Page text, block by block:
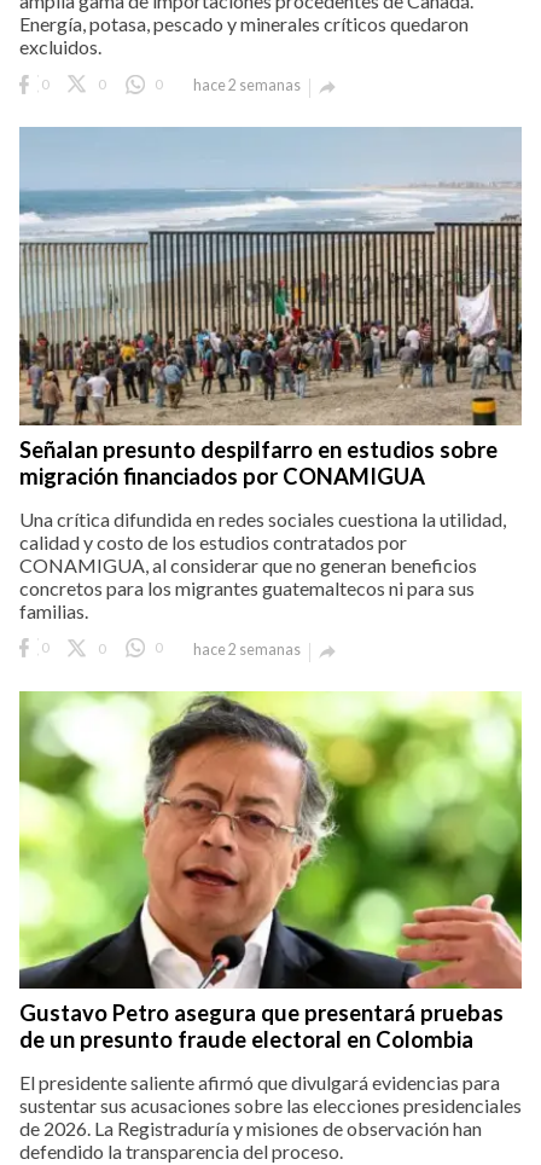
Energía, potasa, pescado y minerales críticos quedaron
excluidos.
0 0 0 hace 2 semanas 
Señalan presunto despilfarro en estudios sobre
migración financiados por CONAMIGUA
Una crítica difundida en redes sociales cuestiona la utilidad,
calidad y costo de los estudios contratados por
CONAMIGUA, al considerar que no generan beneficios
concretos para los migrantes guatemaltecos ni para sus
familias.
0 0 0 hace 2 semanas 
Gustavo Petro asegura que presentará pruebas
de un presunto fraude electoral en Colombia
El presidente saliente afirmó que divulgará evidencias para
sustentar sus acusaciones sobre las elecciones presidenciales
de 2026. La Registraduría y misiones de observación han
defendido la transparencia del proceso.